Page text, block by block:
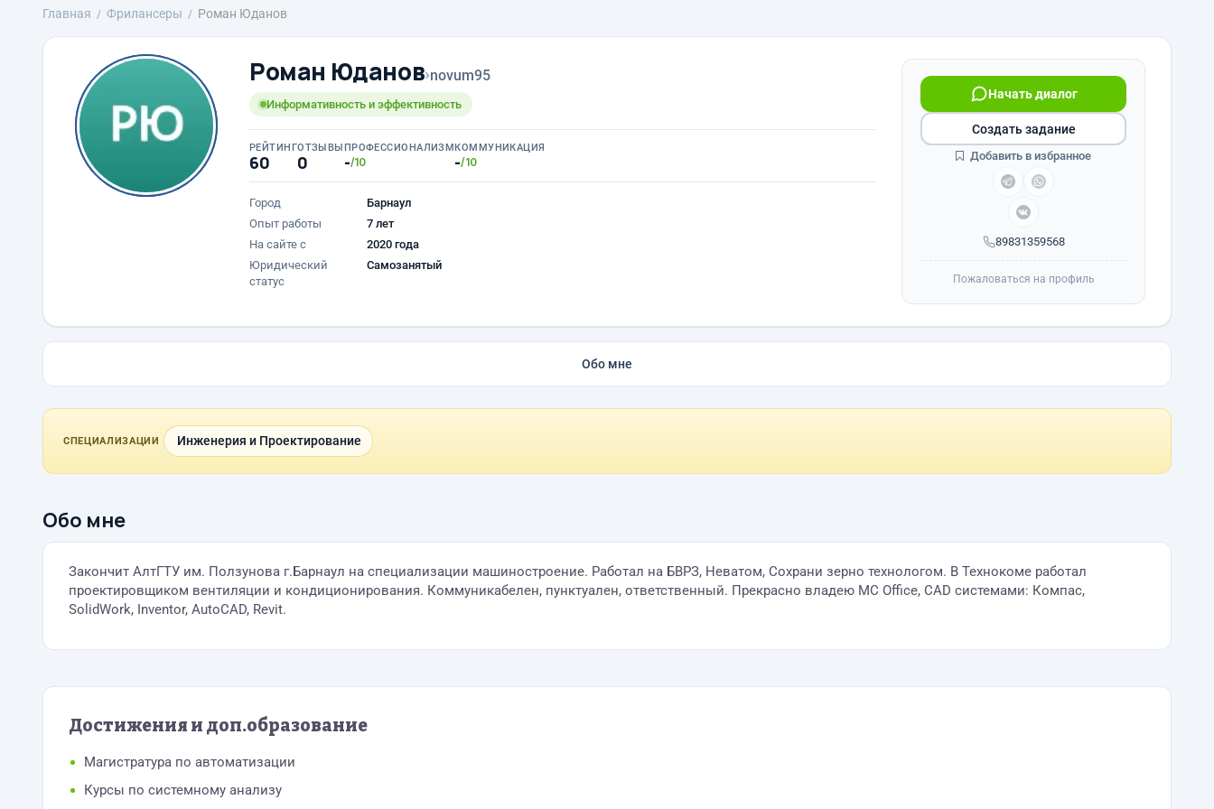
Главная Фрилансеры Роман Юданов
Роман Юданов›novum95
Информативность и эффективность
РЕЙТИНГ
60
ОТЗЫВЫ
0
ПРОФЕССИОНАЛИЗМ
-/10
КОММУНИКАЦИЯ
-/10
Город
Барнаул
Опыт работы
7 лет
На сайте с
2020 года
Юридический
статус
Самозанятый
89831359568
Начать диалог
Создать задание
Добавить в избранное
Пожаловаться на профиль
Обо мне
СПЕЦИАЛИЗАЦИИ Инженерия и Проектирование
Обо мне
Закончит АлтГТУ им. Ползунова г.Барнаул на специализации машиностроение. Работал на БВРЗ, Неватом, Сохрани зерно технологом. В Технокоме работал
проектировщиком вентиляции и кондиционирования. Коммуникабелен, пунктуален, ответственный. Прекрасно владею MC Office, CAD системами: Компас,
SolidWork, Inventor, AutoCAD, Revit.
Достижения и доп.образование
Магистратура по автоматизации
Курсы по системному анализу